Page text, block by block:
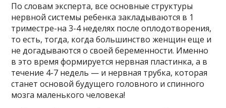
По словам эксперта, все основные структуры
нервной системы ребенка закладываются в 1
триместре-на 3-4 неделях после оплодотворения,
то есть, тогда, когда большинство женщин еще и
не догадываются о своей беременности. Именно
в это время формируется нервная пластинка, а в
течение 4-7 недель — и нервная трубка, которая
станет основой будущего головного и спинного
мозга маленького человека!